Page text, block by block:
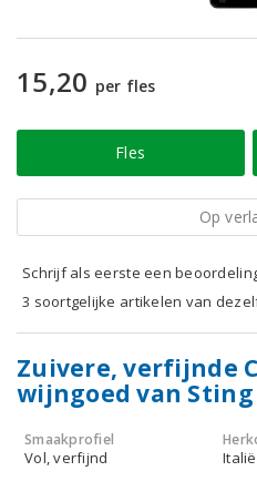
15,20 per fles
Fles
Op
Schrijf als eerste een
3 soortgelijke artikelen van
Zuivere, verfijnde
wijngoed van Sting
Smaakprofiel
Vol, verfijnd